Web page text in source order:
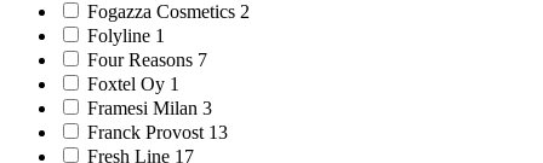
Fogazza Cosmetics 2
Folyline 1
Four Reasons 7
Foxtel Oy 1
Framesi Milan 3
Franck Provost 13
Fresh Line 17